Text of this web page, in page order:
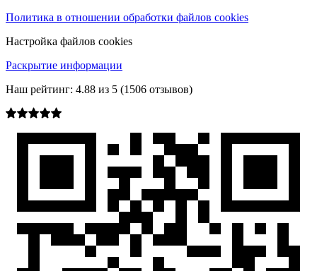
Политика в отношении обработки файлов cookies
Настройка файлов cookies
Раскрытие информации
Наш рейтинг: 4.88 из 5 (1506 отзывов)